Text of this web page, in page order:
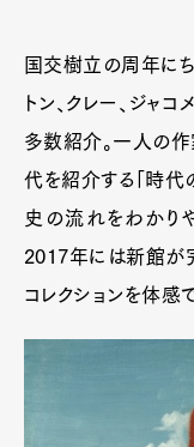
国交樹立の周年にち
トン、クレー、ジャ
多数紹介。一人の
代を紹介する「時代
史の流れをわかり
2017年には新館が
コレクションを体感